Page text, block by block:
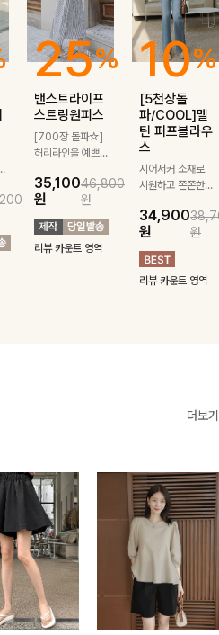
25%
밴스트라이프
스트링원피스
[700장 돌파☆]
허리라인을 예쁘게
깔끔한 스트라이프
패턴에 링클프리!
💙플레어지는 롱한
기장감까지 완벽한
데일리 원피스:B
35,100
원
46,800
원
리뷰 카운트 영역
10%
[5천장돌
파/COOL]멜
틴 퍼프블라우
스
시어서커 소재로
시원하고 쫀쫀한
편안하게 입혀질
블라우스- 단정한
카라와 풍성한 퍼
프 소매로 여성스
러움을 더했어요 :)
34,900
원
원
리뷰 카운트 영역
더보기